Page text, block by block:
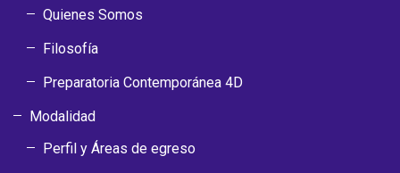
Quienes Somos
Filosofía
Preparatoria Contemporánea 4D
Modalidad
Perfil y Áreas de egreso